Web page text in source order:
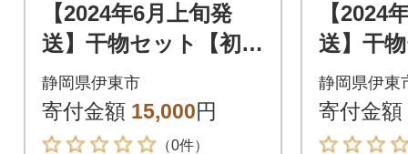
【2024年6月上旬発
送】干物セット【初島
C】特トロあじ・中あ
じ各8枚 伊豆・伊東
の干物詰め合わせ
静岡県伊東市
寄付金額 15,000円
（0件）
【2024
送】干
C】特ト
じ各8
の干物
静岡県伊東
寄付金額